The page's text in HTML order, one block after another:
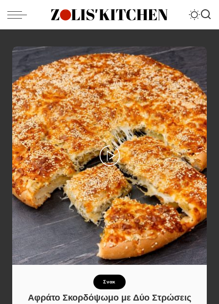
Σνακ
Αφράτο Σκορδόψωμο με Δύο Στρώσεις